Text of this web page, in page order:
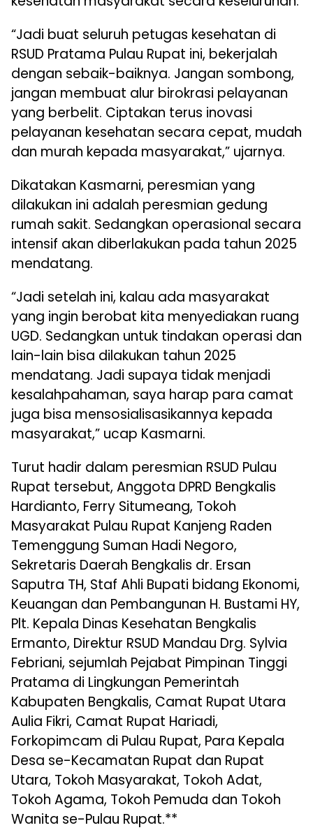
“Jadi buat seluruh petugas kesehatan di
RSUD Pratama Pulau Rupat ini, bekerjalah
dengan sebaik-baiknya. Jangan sombong,
jangan membuat alur birokrasi pelayanan
yang berbelit. Ciptakan terus inovasi
pelayanan kesehatan secara cepat, mudah
dan murah kepada masyarakat,” ujarnya.
Dikatakan Kasmarni, peresmian yang
dilakukan ini adalah peresmian gedung
rumah sakit. Sedangkan operasional secara
intensif akan diberlakukan pada tahun 2025
mendatang.
“Jadi setelah ini, kalau ada masyarakat
yang ingin berobat kita menyediakan ruang
UGD. Sedangkan untuk tindakan operasi dan
lain-lain bisa dilakukan tahun 2025
mendatang. Jadi supaya tidak menjadi
kesalahpahaman, saya harap para camat
juga bisa mensosialisasikannya kepada
masyarakat,” ucap Kasmarni.
Turut hadir dalam peresmian RSUD Pulau
Rupat tersebut, Anggota DPRD Bengkalis
Hardianto, Ferry Situmeang, Tokoh
Masyarakat Pulau Rupat Kanjeng Raden
Temenggung Suman Hadi Negoro,
Sekretaris Daerah Bengkalis dr. Ersan
Saputra TH, Staf Ahli Bupati bidang Ekonomi,
Keuangan dan Pembangunan H. Bustami HY,
Plt. Kepala Dinas Kesehatan Bengkalis
Ermanto, Direktur RSUD Mandau Drg. Sylvia
Febriani, sejumlah Pejabat Pimpinan Tinggi
Pratama di Lingkungan Pemerintah
Kabupaten Bengkalis, Camat Rupat Utara
Aulia Fikri, Camat Rupat Hariadi,
Forkopimcam di Pulau Rupat, Para Kepala
Desa se-Kecamatan Rupat dan Rupat
Utara, Tokoh Masyarakat, Tokoh Adat,
Tokoh Agama, Tokoh Pemuda dan Tokoh
Wanita se-Pulau Rupat.**